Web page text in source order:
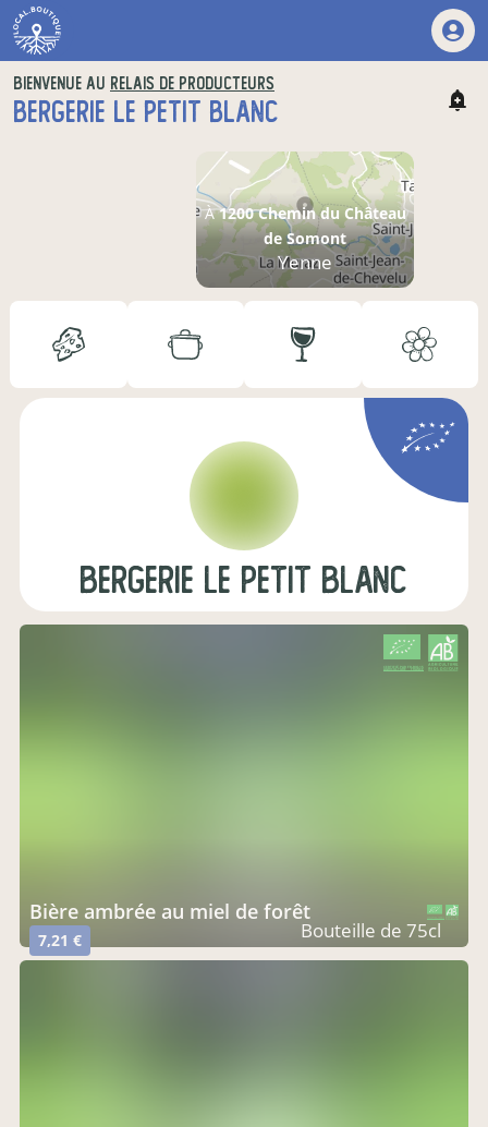
BIENVENUE AU RELAIS DE PRODUCTEURS
BERGERIE LE PETIT BLANC
À1200 Chemin du Château
de Somont
Yenne
Bergerie Le Petit Blanc
bière ambrée au miel de forêt
7,21 € Bouteille de 75cl
CERTIFIÉ PAR FR-BIO-15
AGRICULTURE FRANCE